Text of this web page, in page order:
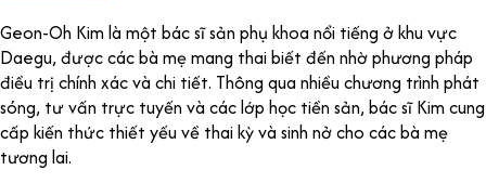
Geon-Oh Kim là một bác sĩ sản phụ khoa nổi tiếng ở khu vực
Daegu, được các bà mẹ mang thai biết đến nhờ phương pháp
điều trị chính xác và chi tiết. Thông qua nhiều chương trình phát
sóng, tư vấn trực tuyến và các lớp học tiền sản, bác sĩ Kim cung
cấp kiến ​​thức thiết yếu về thai kỳ và sinh nở cho các bà mẹ
tương lai.